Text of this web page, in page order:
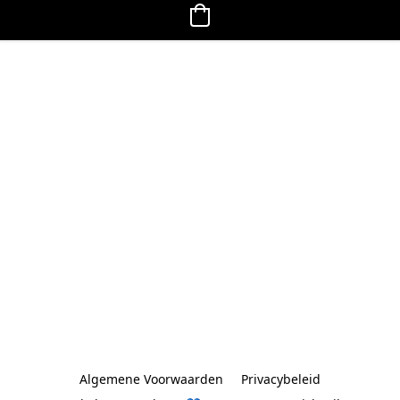
Algemene Voorwaarden
Privacybeleid